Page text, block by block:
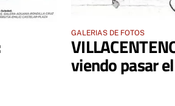
GALERIAS DE FOTOS
viendo pasar